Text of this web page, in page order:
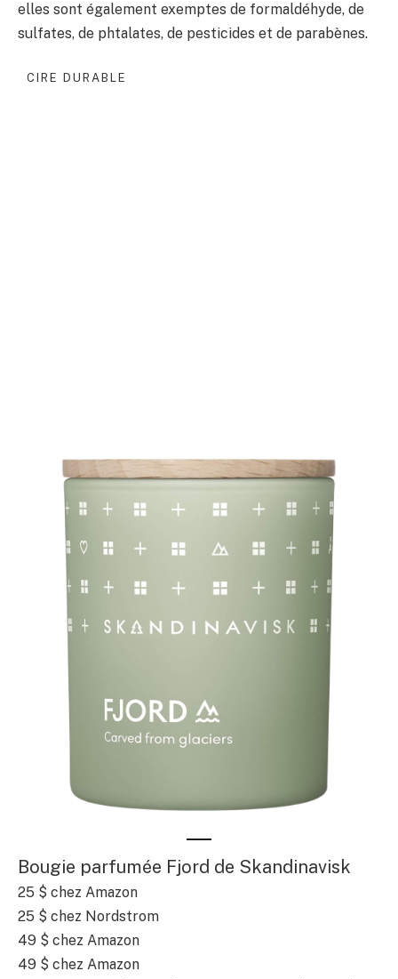
elles sont également exemptes de formaldéhyde, de
sulfates, de phtalates, de pesticides et de parabènes.
CIRE DURABLE
Bougie parfumée Fjord de Skandinavisk
25 $ chez Amazon
25 $ chez Nordstrom
49 $ chez Amazon
49 $ chez Amazon